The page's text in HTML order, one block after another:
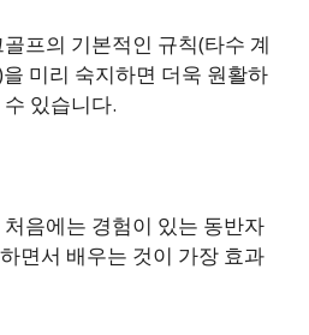
골프의 기본적인 규칙(타수 계
미리 숙지하면 더욱 원활하
있습니다.
처음에는 경험이 있는 동반자
면서 배우는 것이 가장 효과